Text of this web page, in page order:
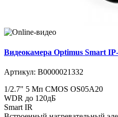
Видеокамера Optimus Smart
Артикул: В0000021332
1/2.7" 5 Мп CMOS OS05A20
WDR до 120дБ
Smart IR